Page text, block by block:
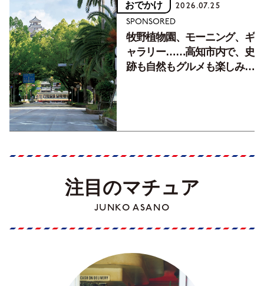
おでかけ 2026.07.25
SPONSORED
牧野植物園、モーニング、ギ
ャラリー……高知市内で、史
跡も自然もグルメも楽しみ尽
注目のマチュア
JUNKO ASANO